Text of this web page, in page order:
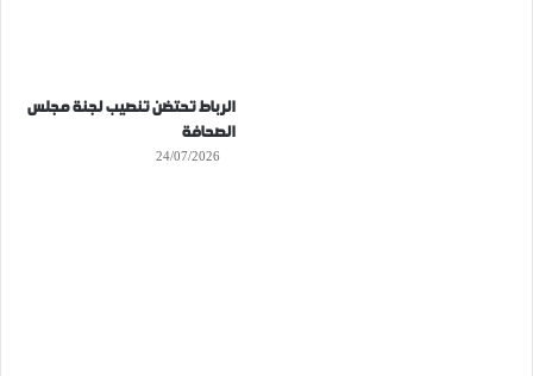
الرباط تحتضن تنصيب لجنة مجلس
الصحافة
24/07/2026